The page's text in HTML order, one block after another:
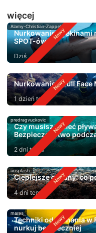
więcej
Alamy-Christian-Zappel
Nurkowanie z rekinami
SPOT-ów
Dziś
Nurkowanie z Full Face
1 dzień temu
predragvuckovic
Czy musisz umieć
Bezpieczeństwo
2 dni temu
unsplash
Cieplejsze oceany: co
4 dni temu
mares
Techniki oddychania w
nurkuj bezpieczniej